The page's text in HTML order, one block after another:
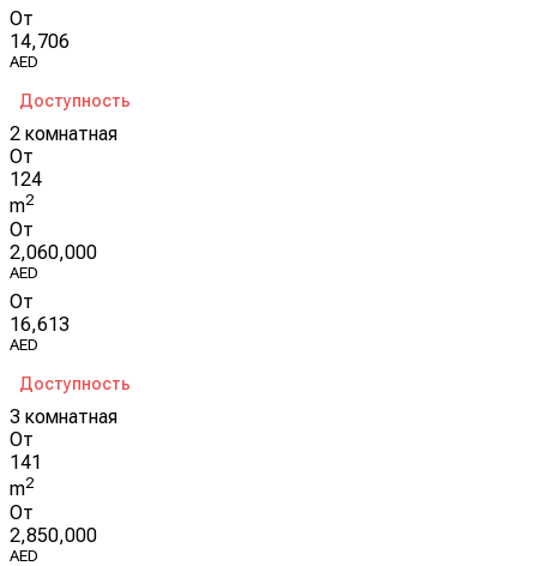
От
14,706
AED
Доступность
2 комнатная
От
124
m2
От
2,060,000
AED
От
16,613
AED
Доступность
3 комнатная
От
141
m2
От
2,850,000
AED